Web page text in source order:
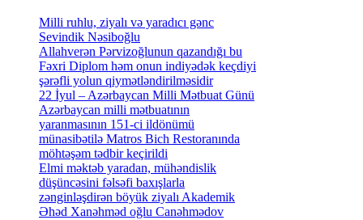
Milli ruhlu, ziyalı və yaradıcı gənc
Sevindik Nəsiboğlu
Allahverən Pərvizoğlunun qazandığı bu
Fəxri Diplom həm onun indiyədək keçdiyi
şərəfli yolun qiymətləndirilməsidir
22 İyul – Azərbaycan Milli Mətbuat Günü
Azərbaycan milli mətbuatının
yaranmasının 151-ci ildönümü
münasibətilə Matros Bich Restoranında
möhtəşəm tədbir keçirildi
Elmi məktəb yaradan, mühəndislik
düşüncəsini fəlsəfi baxışlarla
zənginləşdirən böyük ziyalı Akademik
Əhəd Xanəhməd oğlu Canəhmədov